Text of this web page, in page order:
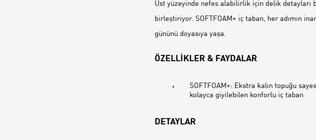
Üst yüzeyinde nefes alabilirlik için delik detayları
birleştiriyor. SOFTFOAM+ iç taban, her adımın
gününü doyasıya yaşa.
ÖZELLİKLER & FAYDALAR
SOFTFOAM+: Ekstra kalın topuğu
kolayca giyilebilen konforlu iç taban
DETAYLAR